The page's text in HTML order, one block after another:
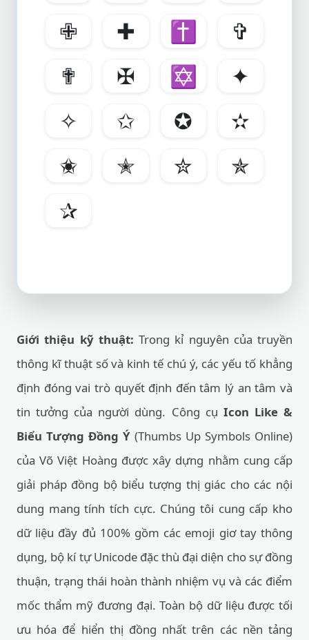
✙
✚ ✝
✞
✟
✠ ✡
✦
✧
✩ ✪
✫
✬
✭ ✮
✯
✰
Giới thiệu kỹ thuật: Trong kỉ nguyên của truyền
thông kĩ thuật số và kinh tế chú ý, các yếu tố khẳng
định đóng vai trò quyết định đến tâm lý an tâm và
tin tưởng của người dùng. Công cụ Icon Like &
Biểu Tượng Đồng Ý(Thumbs Up Symbols Online)
của Võ Việt Hoàng được xây dựng nhằm cung cấp
giải pháp đồng bộ biểu tượng thị giác cho các nội
dung mang tính tích cực. Chúng tôi cung cấp kho
dữ liệu đầy đủ 100% gồm các emoji giơ tay thông
dụng, bộ kí tự Unicode đặc thù đại diện cho sự đồng
thuận, trạng thái hoàn thành nhiệm vụ và các điểm
mốc thẩm mỹ đương đại. Toàn bộ dữ liệu được tối
ưu hóa để hiển thị đồng nhất trên các nền tảng